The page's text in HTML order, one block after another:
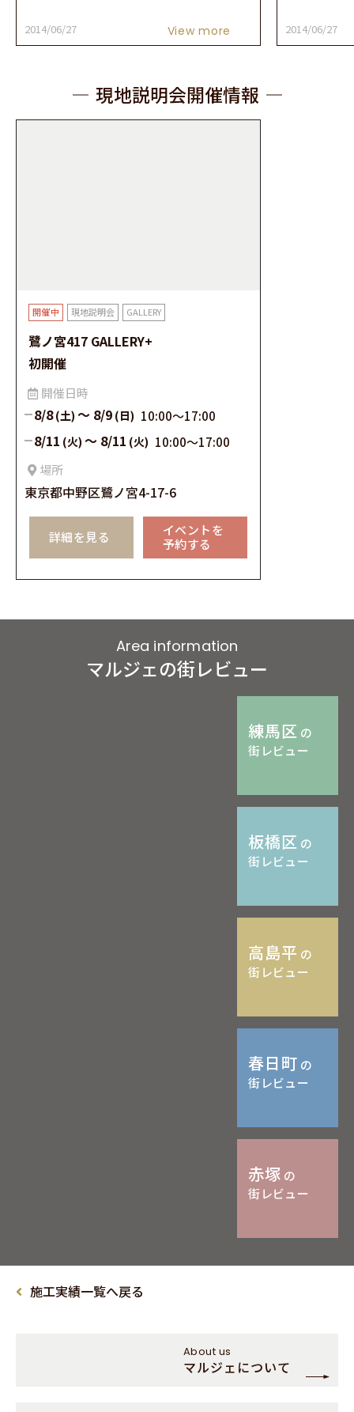
2014/06/27 View more 2014/06/27
現地説明会開催情報
現地説明会 GALLERY
鷺ノ宮417 GALLERY+
初開催
開催⽇時
8/8 (土) ～ 8/9 (日) 10:00〜17:00
8/11 (火) ～ 8/11 (火) 10:00〜17:00
場所
東京都中野区鷺ノ宮4-17-6
詳細を見る
イベントを
予約する
Area information
マルジェの街レビュー
練馬区 の
街レビュー
板橋区 の
街レビュー
高島平 の
街レビュー
春日町 の
街レビュー
赤塚 の
街レビュー
施工実績一覧へ戻る
About us
マルジェについて